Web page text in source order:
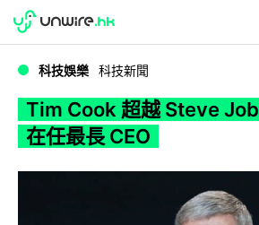
WWDC 2026
科技娛樂 科技新聞
Tim Cook 超越 Steve
在任最長 CEO